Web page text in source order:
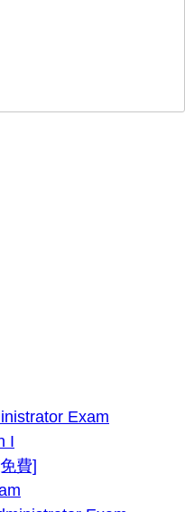
Exam
I
費]